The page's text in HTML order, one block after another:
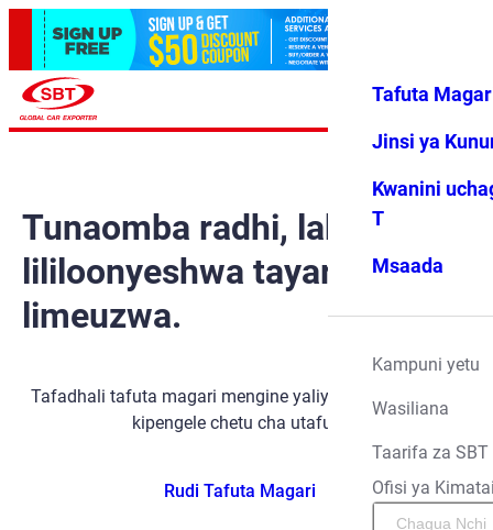
Vipendwa
Menyu
Tafuta
Jinsi ya
Kwanini
T
Msaada
Kampuni yetu
Wasiliana
Taarifa za SBT
Ofisi ya
Tunaomba radhi, lakini gari
lililoonyeshwa tayari
limeuzwa.
Tafadhali tafuta magari mengine yaliyopo kwa kutumia
kipengele chetu cha utafutaji.
Rudi Tafuta Magari